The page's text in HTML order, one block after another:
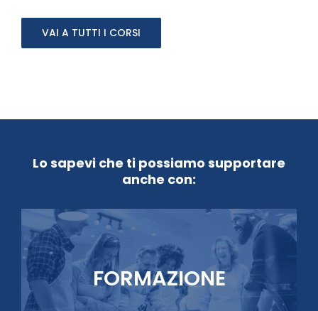
VAI A TUTTI I CORSI
Lo sapevi che ti possiamo supportare
anche con:
FORMAZIONE